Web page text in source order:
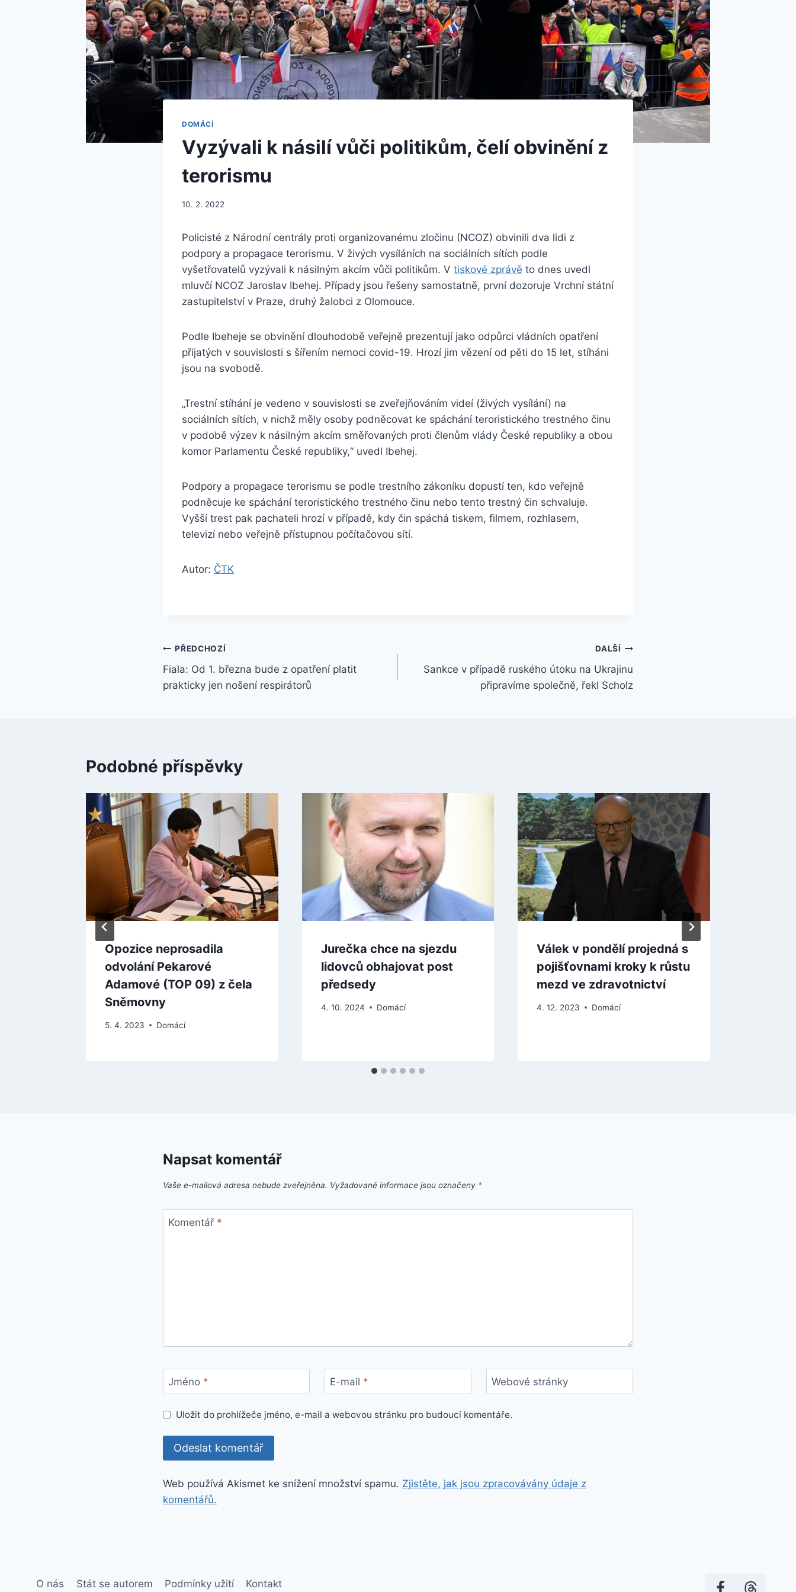
DOMÁCÍ
Vyzývali k násilí vůči politikům, čelí obvinění z
terorismu
10. 2. 2022
Policisté z Národní centrály proti organizovanému zločinu (NCOZ) obvinili dva lidi z
podpory a propagace terorismu. V živých vysíláních na sociálních sítích podle
vyšetřovatelů vyzývali k násilným akcím vůči politikům. V tiskové zprávě to dnes uvedl
mluvčí NCOZ Jaroslav Ibehej. Případy jsou řešeny samostatně, první dozoruje Vrchní státní
zastupitelství v Praze, druhý žalobci z Olomouce.
Podle Ibeheje se obvinění dlouhodobě veřejně prezentují jako odpůrci vládních opatření
přijatých v souvislosti s šířením nemoci covid-19. Hrozí jim vězení od pěti do 15 let, stíháni
jsou na svobodě.
„Trestní stíhání je vedeno v souvislosti se zveřejňováním videí (živých vysílání) na
sociálních sítích, v nichž měly osoby podněcovat ke spáchání teroristického trestného činu
v podobě výzev k násilným akcím směřovaných proti členům vlády České republiky a obou
komor Parlamentu České republiky,“ uvedl Ibehej.
Podpory a propagace terorismu se podle trestního zákoníku dopustí ten, kdo veřejně
podněcuje ke spáchání teroristického trestného činu nebo tento trestný čin schvaluje.
Vyšší trest pak pachateli hrozí v případě, kdy čin spáchá tiskem, filmem, rozhlasem,
televizí nebo veřejně přístupnou počítačovou sítí.
Autor: ČTK
Navigace
pro
PŘEDCHOZÍ
Fiala: Od 1. března bude z opatření platit
prakticky jen nošení respirátorů
DALŠÍ
Sankce v případě ruského útoku na Ukrajinu
připravíme společně, řekl Scholz
Podobné příspěvky
Opozice neprosadila
odvolání Pekarové
Adamové (TOP 09) z čela
Sněmovny
5. 4. 2023 Domácí
Jurečka chce na sjezdu
lidovců obhajovat post
předsedy
4. 10. 2024 Domácí
Válek v pondělí projedná s
pojišťovnami kroky k růstu
mezd ve zdravotnictví
4. 12. 2023 Domácí
Napsat komentář
Vaše e-mailová adresa nebude zveřejněna. Vyžadované informace jsou označeny *
Komentář *
Jméno * E-mail * Webové stránky
Uložit do prohlížeče jméno, e-mail a webovou stránku pro budoucí komentáře.
Web používá Akismet ke snížení množství spamu. Zjistěte, jak jsou zpracovávány údaje z
komentářů.
O nás Stát se autorem Podmínky užití Kontakt